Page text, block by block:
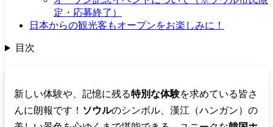
定・応募終了）
日本からの観光客もオープンをお楽しみに！
目次
新しい体験や、記憶に残る特別な体験を求めている皆さ
んに朗報です！ ソウルのシンボル、漢江（ハンガン）の